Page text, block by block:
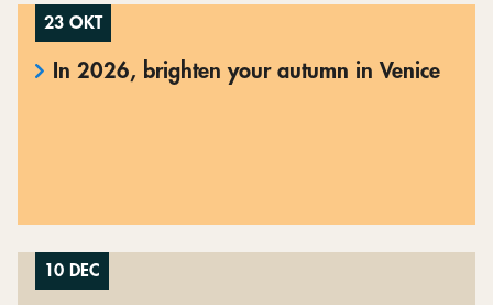
23 OKT
In 2026, brighten your autumn in Venice
10 DEC